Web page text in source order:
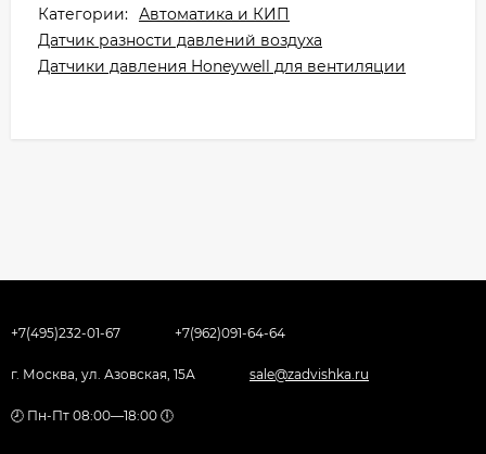
Категории: Автоматика и КИП
Датчик разности давлений воздуха
Датчики давления Honeywell для вентиляции
+7(495)232-01-67 +7(962)091-64-64
г. Москва, ул. Азовская, 15А sale@zadvishka.ru
🕗 Пн-Пт 08:00—18:00 🕕